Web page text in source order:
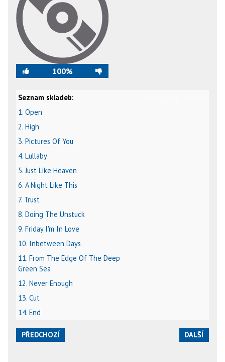
100%
Seznam skladeb:
1. Open
2. High
3. Pictures Of You
4. Lullaby
5. Just Like Heaven
6. A Night Like This
7. Trust
8. Doing The Unstuck
9. Friday I'm In Love
10. Inbetween Days
11. From The Edge Of The Deep
Green Sea
12. Never Enough
13. Cut
14. End
PŘEDCHOZÍ DALŠÍ